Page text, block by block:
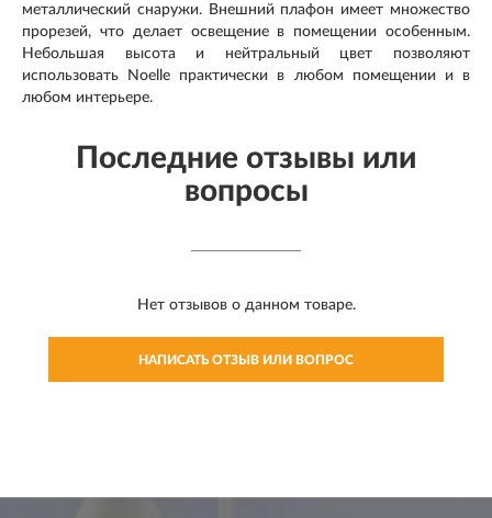
металлический снаружи. Внешний плафон имеет множество
прорезей, что делает освещение в помещении особенным.
Небольшая высота и нейтральный цвет позволяют
использовать Noelle практически в любом помещении и в
любом интерьере.
Последние отзывы или
вопросы
Нет отзывов о данном товаре.
НАПИСАТЬ ОТЗЫВ ИЛИ ВОПРОС